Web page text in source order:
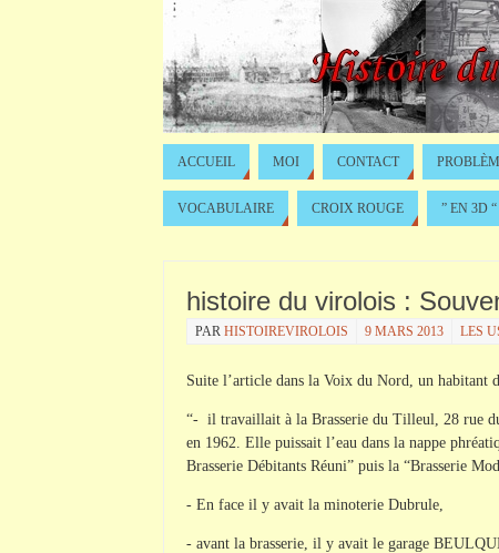
ACCUEIL MOI CONTACT
VOCABULAIRE CROIX ROUGE ” EN 3D “
histoire du virolois :
PAR HISTOIREVIROLOIS 9 MARS 2013 LES
Suite l’article dans la Voix du Nord, un habitant
“- il travaillait à la Brasserie du Tilleul, 28 rue
en 1962. Elle puissait l’eau dans la nappe
Brasserie Débitants Réuni” puis la “Brasserie
- En face il y avait la minoterie Dubrule,
- avant la brasserie, il y avait le garage